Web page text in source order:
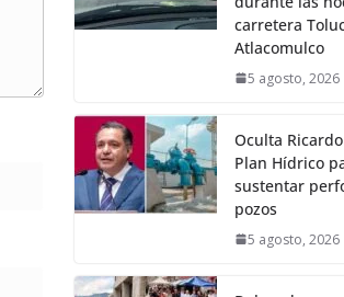
carretera
Atlacomulco
5 agosto, 2026
Oculta
Plan Hídrico
sustentar
pozos
5 agosto, 2026